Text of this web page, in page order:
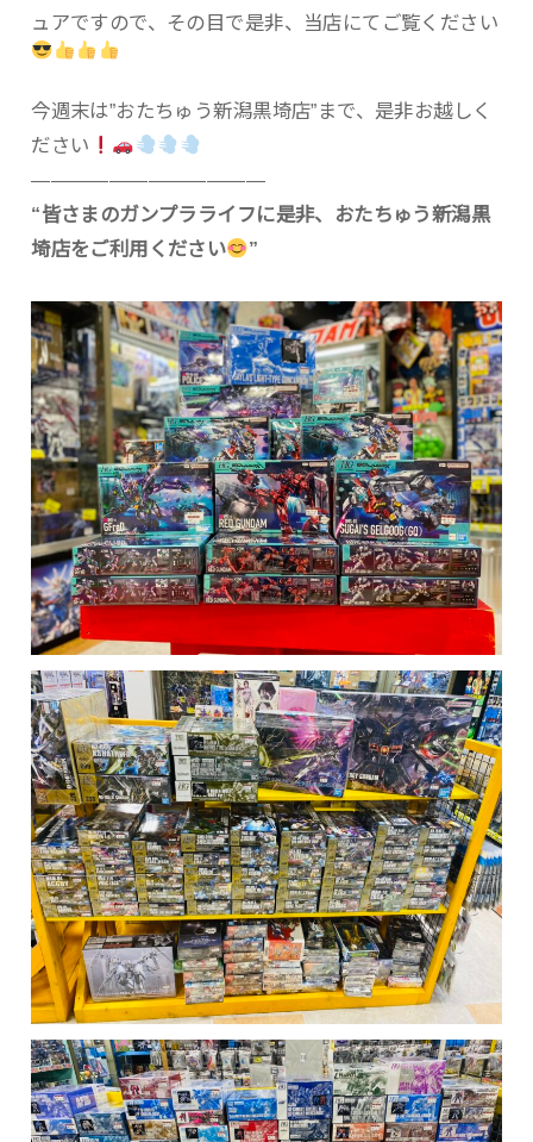
ュアですので、その目で是非、当店にてご覧ください
今週末は”おたちゅう新潟黒埼店”まで、是非お越しく
ださい
————————————
“皆さまのガンプラライフに是非、おたちゅう新潟黒
埼店をご利用ください
”